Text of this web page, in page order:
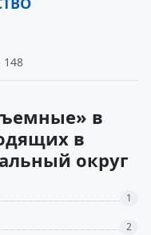
148
в
в
округ
1
2